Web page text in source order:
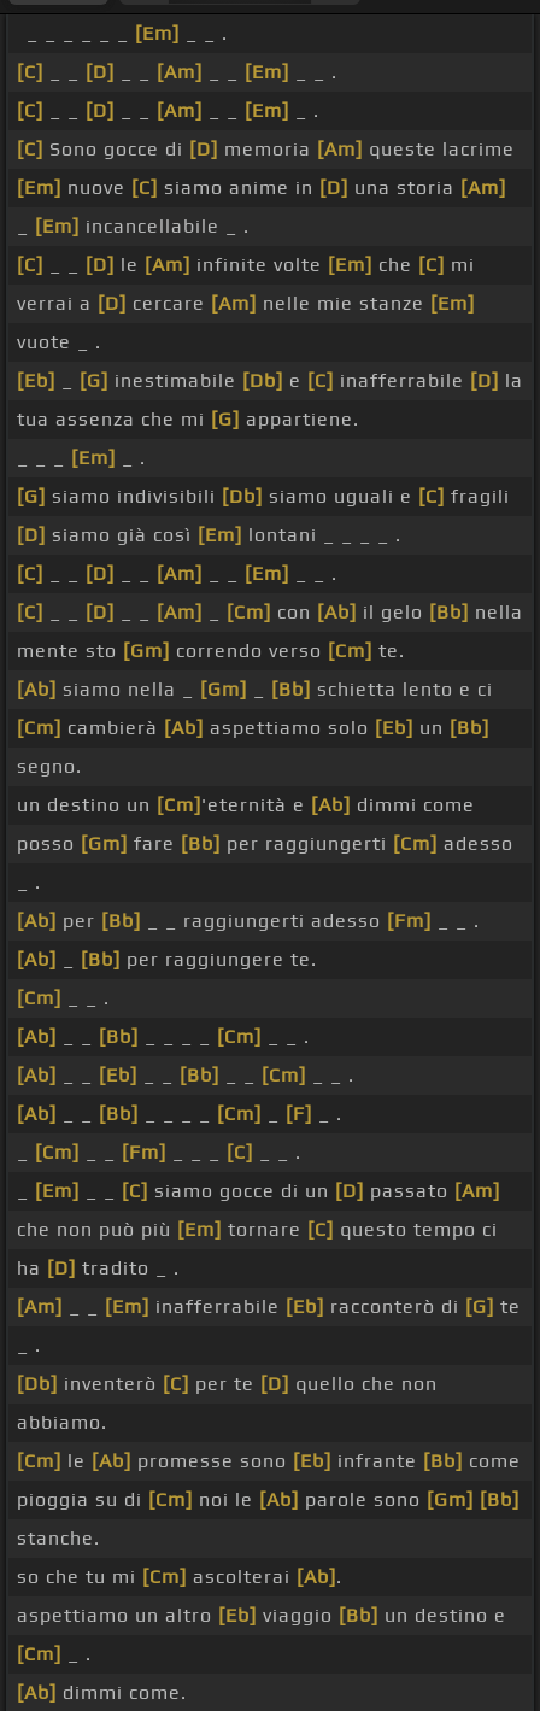
[Em]
_ _ .
[C]
[D] [Am] [Em]
_ _ .
[C]
[D] [Am] [Em]
_ .
[C] Sono gocce di [D] memoria [Am] queste lacrime
[Em] nuove [C] siamo anime in [D] una storia [Am]
[Em] incancellabile _ .
[C]
[D] le [Am] infinite volte [Em] che [C] mi
verrai a [D] cercare [Am] nelle mie stanze [Em]
vuote _ .
[Eb]
[G] inestimabile [Db] e [C] inafferrabile [D] la
tua assenza che mi [G] appartiene.
[Em]
_ .
[G] siamo indivisibili [Db] siamo uguali e [C] fragili
[D] siamo già così [Em] lontani _ _ _ _ .
[C]
[D] [Am] [Em]
_ _ .
[C]
[D] [Am] [Cm] con [Ab] il gelo [Bb] nella
mente sto [Gm] correndo verso [Cm] te.
[Ab] siamo nella _ [Gm] [Bb] schietta lento e ci
[Cm] cambierà [Ab] aspettiamo solo [Eb] un [Bb]
segno.
un destino un [Cm] 'eternità e [Ab] dimmi come
posso [Gm] fare [Bb] per raggiungerti [Cm] adesso
_ .
[Ab] per [Bb] _ _ raggiungerti adesso [Fm]
_ _ .
[Ab]
[Bb] per raggiungere te.
[Cm]
_ _ .
[Ab]
[Bb] [Cm]
_ _ .
[Ab]
[Eb] [Bb] [Cm]
_ _ .
[Ab]
[Bb] [Cm] [F]
_ .
[Cm] [Fm] [C]
_ _ .
[Em] [C] siamo gocce di un [D] passato [Am]
che non può più [Em] tornare [C] questo tempo ci
ha [D] tradito _ .
[Am]
[Em] inafferrabile [Eb] racconterò di [G] te
_ .
[Db] inventerò [C] per te [D] quello che non
abbiamo.
[Cm] le [Ab] promesse sono [Eb] infrante [Bb] come
pioggia su di [Cm] noi le [Ab] parole sono [Gm] [Bb]
stanche.
so che tu mi [Cm] ascolterai [Ab] .
aspettiamo un altro [Eb] viaggio [Bb] un destino e
[Cm]
_ .
[Ab] dimmi come.